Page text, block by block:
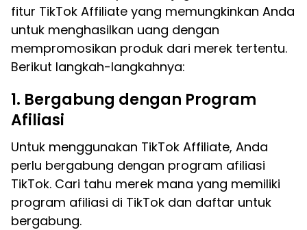
fitur TikTok Affiliate yang memungkinkan Anda
untuk menghasilkan uang dengan
mempromosikan produk dari merek tertentu.
Berikut langkah-langkahnya:
1. Bergabung dengan Program
Afiliasi
Untuk menggunakan TikTok Affiliate, Anda
perlu bergabung dengan program afiliasi
TikTok. Cari tahu merek mana yang memiliki
program afiliasi di TikTok dan daftar untuk
bergabung.